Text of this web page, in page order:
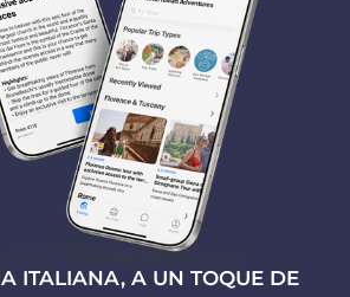
ITALIANA, A UN TOQUE DE